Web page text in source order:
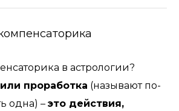
в астрологии?
проработка (называют по-
одна) – это действия,